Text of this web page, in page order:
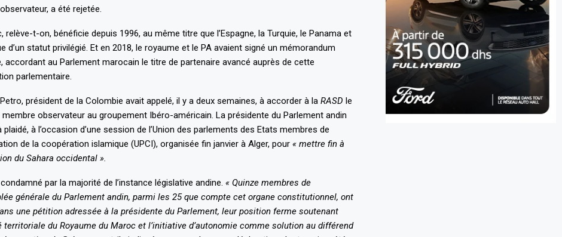
a été rejetée.
relève-t-on, bénéficie depuis 1996, au même titre que l’Espagne, la Turquie, le Panama et
d’un statut privilégié. Et en 2018, le royaume et le PA avaient signé un mémorandum
accordant au Parlement marocain le titre de partenaire avancé auprès de cette
parlementaire.
président de la Colombie avait appelé, il y a deux semaines, à accorder à laRASD le
observateur au groupement Ibéro-américain. La présidente du Parlement andin
plaidé, à l’occasion d’une session de l’Union des parlements des Etats membres de
de la coopération islamique (UPCI), organisée fin janvier à Alger, pour « mettre fin à
du Sahara occidental».
condamné par la majorité de l’instance législative andine. « Quinze membres de
générale du Parlement andin, parmi les 25 que compte cet organe constitutionnel, ont
une pétition adressée à la présidente du Parlement, leur position ferme soutenant
territoriale du Royaume du Maroc et l’initiative d’autonomie comme solution au différend